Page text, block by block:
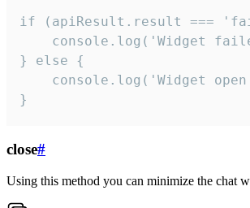
if (apiResult.result ===
console.log('Widget
} else {
console.log('Widget
}
close#
Using this method you can minimize the chat